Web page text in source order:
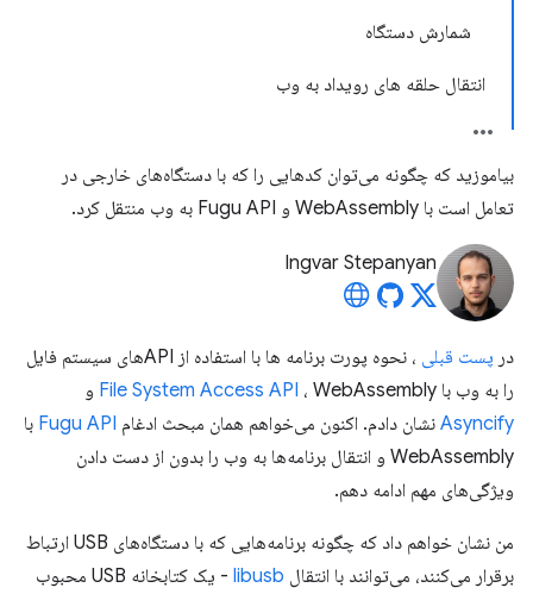
شمارش دستگاه
انتقال حلقه های رویداد به وب
بیاموزید که چگونه می‌توان کدهایی را که با دستگاه‌های خارجی در
تعامل است با WebAssembly و Fugu API به وب منتقل کرد.
Ingvar Stepanyan
در پست قبلی
، نحوه پورت برنامه ها با استفاده از APIهای سیستم فایل
را به وب با
File System Access API ، WebAssembly و
Asyncify نشان دادم. اکنون می‌خواهم همان مبحث ادغام Fugu API با
WebAssembly و انتقال برنامه‌ها به وب را بدون از دست دادن
ویژگی‌های مهم ادامه دهم.
من نشان خواهم داد که چگونه برنامه‌هایی که با دستگاه‌های USB ارتباط
برقرار می‌کنند، می‌توانند با انتقال libusb
- یک کتابخانه USB محبوب